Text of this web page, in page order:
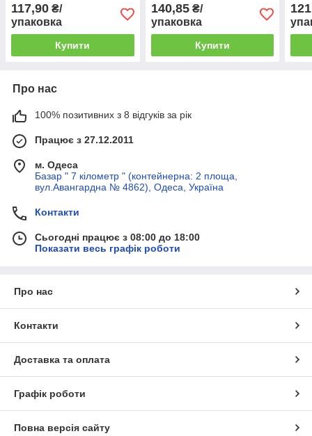
117,90 ₴/
упаковка
Купити
140,85₴/
упаковка
Купити
Про нас
100% позитивних з 8 відгуків за рік
Працює з 27.12.2011
м. Одеса
Базар " 7 кілометр " (контейнерна: 2 площа,
вул.Авангардна № 4862), Одеса, Україна
Контакти
Сьогодні працює з 08:00 до 18:00
Показати весь графік роботи
Про нас
Контакти
Доставка та оплата
Графік роботи
Повна версія сайту